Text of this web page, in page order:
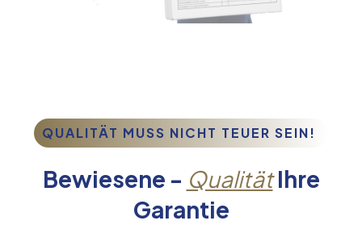
QUALITÄT MUSS NICHT TEUER SEIN!
Bewiesene - QualitätIhre
Garantie